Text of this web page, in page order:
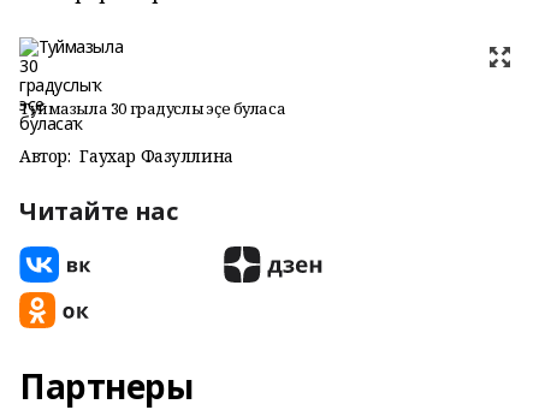
Туймазыла 30 градуслыҡ эҫе буласаҡ
Автор: Гаухар Фазуллина
Читайте нас
Партнеры